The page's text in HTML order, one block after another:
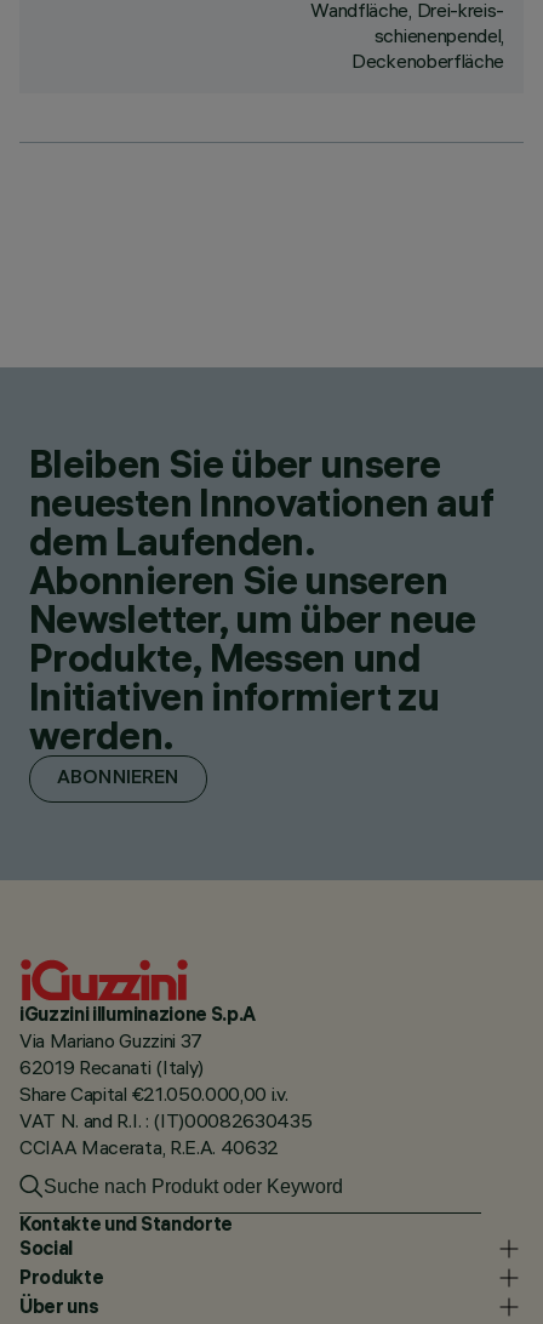
Wandfläche, Drei-kreis-
schienenpendel,
Deckenoberfläche
Bleiben Sie über unsere
neuesten Innovationen auf
dem Laufenden.
Abonnieren Sie unseren
Newsletter, um über neue
Produkte, Messen und
Initiativen informiert zu
werden.
ABONNIEREN
iGuzzini illuminazione S.p.A
Via Mariano Guzzini 37
62019 Recanati (Italy)
Share Capital €21.050.000,00 i.v.
VAT N. and R.I. : (IT)00082630435
CCIAA Macerata, R.E.A. 40632
Kontakte und Standorte
Social
Produkte
Über uns